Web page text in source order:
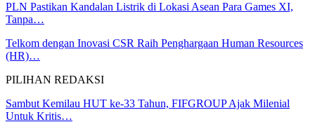
PLN Pastikan Kandalan Listrik di Lokasi Asean Para Games XI,
Tanpa…
Telkom dengan Inovasi CSR Raih Penghargaan Human Resources
(HR)…
PILIHAN REDAKSI
Sambut Kemilau HUT ke-33 Tahun, FIFGROUP Ajak Milenial
Untuk Kritis…